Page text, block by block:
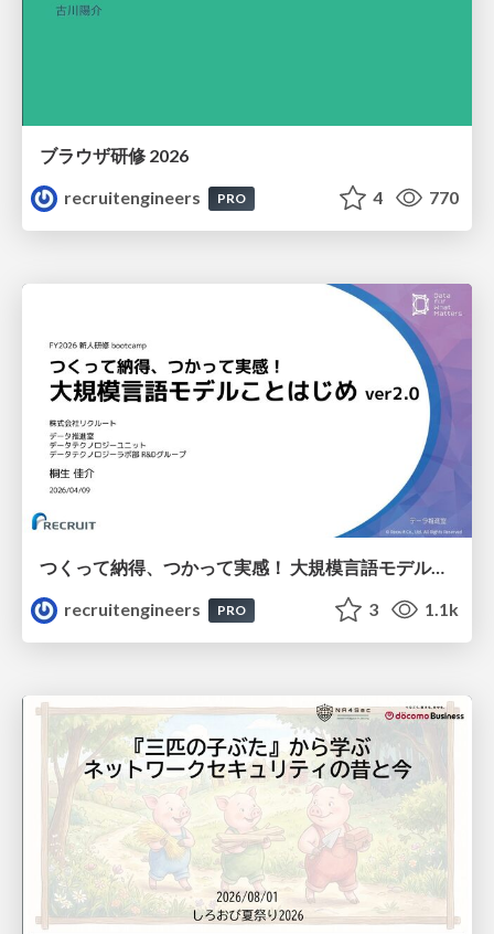
ブラウザ研修 2026
recruitengineers
PRO 4 770
つくって納得、つかって実感！ 大規模言語モデルことはじめ ver2.0
recruitengineers
PRO 3 1.1k